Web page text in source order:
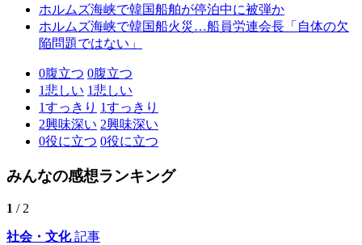
ホルムズ海峡で韓国船舶が停泊中に被弾か
ホルムズ海峡で韓国船火災…船員労連会長「自体の欠
陥問題ではない」
0腹立つ 0腹立つ
1悲しい 1悲しい
1すっきり 1すっきり
2興味深い 2興味深い
0役に立つ 0役に立つ
みんなの感想ランキング
1 / 2
社会・文化記事